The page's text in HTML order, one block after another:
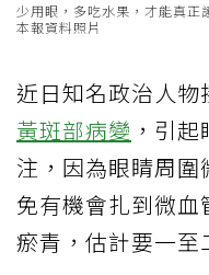
少用眼，多吃水果，才能真正
本報資料照片
近日知名政治人
黃斑部病變 ，引起
注，因為眼睛周圍
免有機會扎到微
瘀青，估計要一至